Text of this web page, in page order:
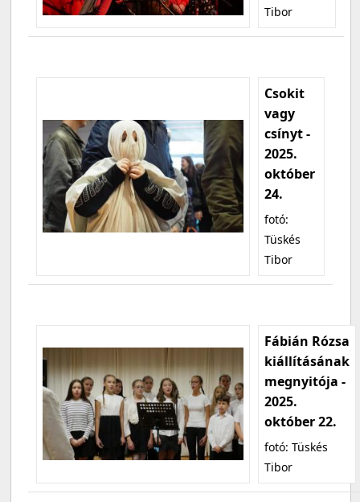
Tibor
Csokit
vagy
csínyt -
2025.
október
24.
fotó:
Tüskés
Tibor
Fábián Rózsa
kiállításának
megnyitója -
2025.
október 22.
fotó: Tüskés
Tibor